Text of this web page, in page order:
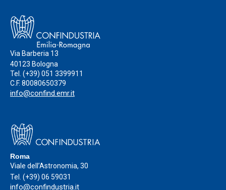
Via Barberia 13
40123 Bologna
Tel. (+39) 051 3399911
C.F. 80080650379
info@confind.emr.it
Roma
Viale dell’Astronomia, 30
Tel. (+39) 06 59031
info@confindustria.it